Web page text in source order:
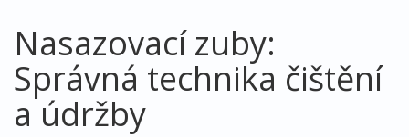
Nasazovací zuby:
Správná technika čištění
a údržby